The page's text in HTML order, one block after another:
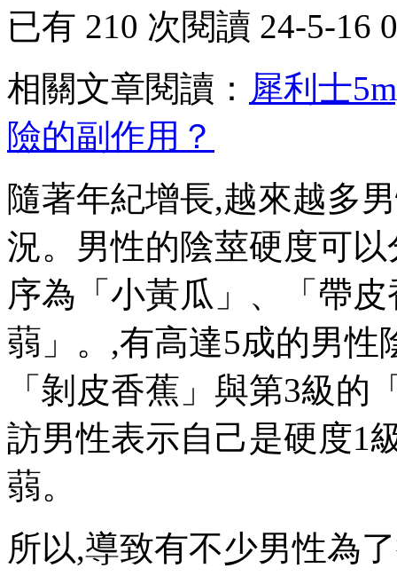
已有 210 次閱讀 24-5-16
相關文章閱讀： 犀利士
險的副作用？
隨著年紀增長,越來越多
況。男性的陰莖硬度可
序為「小黃瓜」、「帶
蒻」。,有高達5成的男性
「剝皮香蕉」與第3級的
訪男性表示自己是硬度1
蒻。
所以,導致有不少男性為